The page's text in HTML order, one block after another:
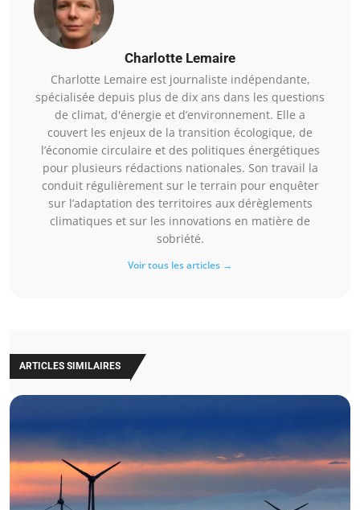
Charlotte Lemaire
Charlotte Lemaire est journaliste indépendante,
spécialisée depuis plus de dix ans dans les questions
de climat, d'énergie et d’environnement. Elle a
couvert les enjeux de la transition écologique, de
l’économie circulaire et des politiques énergétiques
pour plusieurs rédactions nationales. Son travail la
conduit régulièrement sur le terrain pour enquêter
sur l’adaptation des territoires aux dérèglements
climatiques et sur les innovations en matière de
sobriété.
Voir tous les articles →
ARTICLES SIMILAIRES